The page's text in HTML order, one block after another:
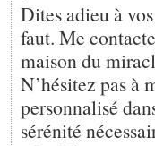
Dites adieu à
faut. Me
maison du
N’hésitez pas à
personnalisé
sérénité